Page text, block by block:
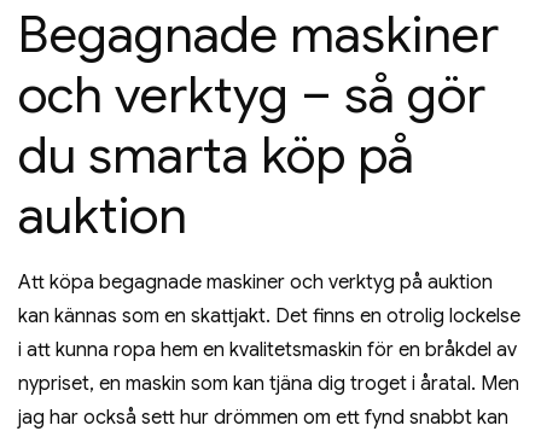
Begagnade maskiner
och verktyg – så gör
du smarta köp på
auktion
Att köpa begagnade maskiner och verktyg på auktion
kan kännas som en skattjakt. Det finns en otrolig lockelse
i att kunna ropa hem en kvalitetsmaskin för en bråkdel av
nypriset, en maskin som kan tjäna dig troget i åratal. Men
jag har också sett hur drömmen om ett fynd snabbt kan